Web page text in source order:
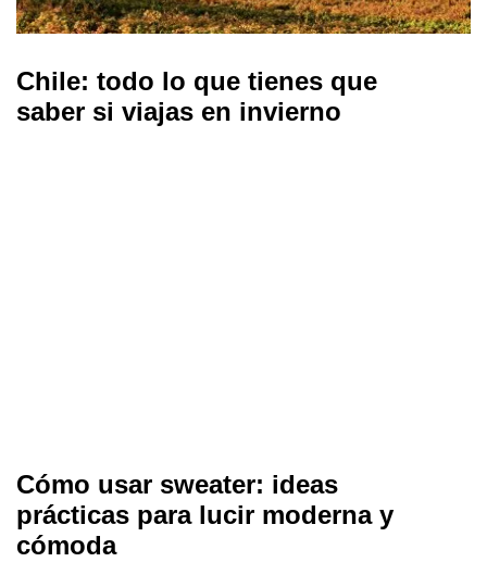
Chile: todo lo que tienes que
saber si viajas en invierno
Cómo usar sweater: ideas
prácticas para lucir moderna y
cómoda